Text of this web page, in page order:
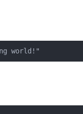
world!"